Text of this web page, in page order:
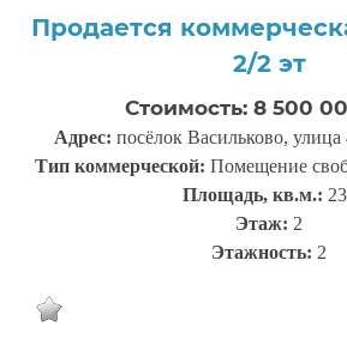
Продается
2/2 эт
Стоимость: 8 500
Адрес: посёлок Васильково,
Тип коммерческой: Помещение
Площадь, кв.м.:
Этаж: 2
Этажность: 2